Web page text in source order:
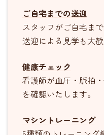
ご自宅までの送迎
スタッフがご自宅ま
送迎による見学も大歓
健康チェック
看護師が血圧・脈拍
を確認いたします。
マシントレーニング